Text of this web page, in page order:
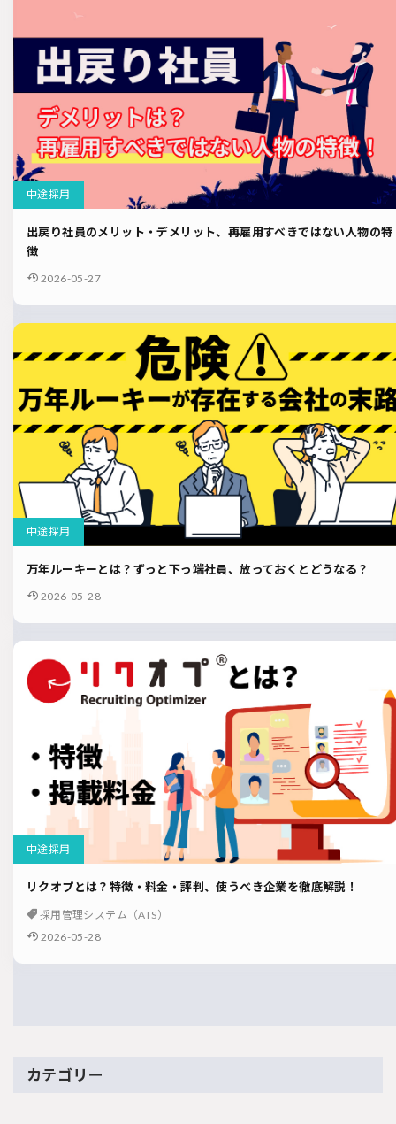
中途採用
出戻り社員のメリット・デメリット、再雇用すべきではない人物の特
徴
2026-05-27
中途採用
万年ルーキーとは？ずっと下っ端社員、放っておくとどうなる？
2026-05-28
中途採用
リクオプとは？特徴・料金・評判、使うべき企業を徹底解説！
採用管理システム（ATS）
2026-05-28
カテゴリー